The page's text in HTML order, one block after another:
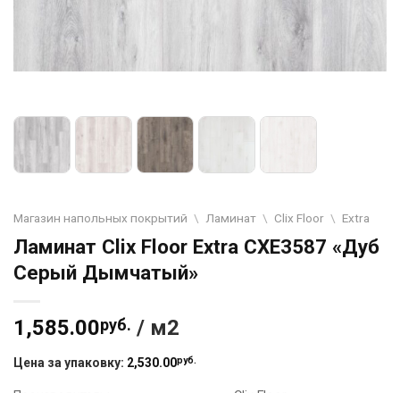
Магазин напольных покрытий \ Ламинат \ Clix Floor \ Extra
Ламинат Clix Floor Extra CXE3587 «Дуб
Серый Дымчатый»
1,585.00руб. / м2
Цена за упаковку: 2,530.00руб.